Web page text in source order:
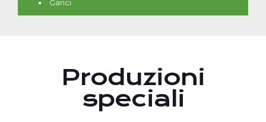
Ganci
Produzioni
speciali